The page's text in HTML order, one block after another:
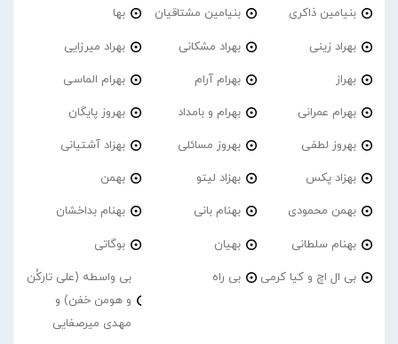
بنیامین ذاکری بنیامین مشتاقیان بها
بهراد زینی بهراد مشکانی بهراد میرزایی
بهراز بهرام آرام بهرام الماسی
بهرام عمرانی بهرام و بامداد بهروز پایگان
بهروز لطفی بهروز مسائلی بهزاد آشتیانی
بهزاد پکس بهزاد لیتو بهمن
بهمن محمودی بهنام بانی بهنام بداخشان
بهنام سلطانی بهیان بوگاتی
بی ال اچ و کیا کرمی بی راه
بی واسطه (علی تارکُن
و هومن خفن) و
مهدی میرصفایی